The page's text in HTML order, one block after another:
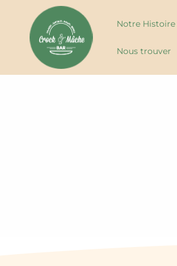
Notre Histoire
Nous trouver